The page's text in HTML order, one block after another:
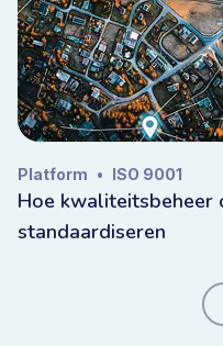
Platform • ISO 9001
Hoe kwaliteitsbeheer
standaardiseren